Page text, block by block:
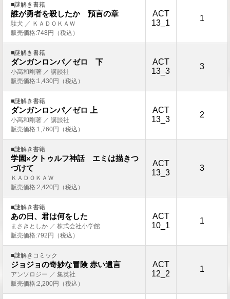
■謎解き書籍
誰が勇者を殺したか 預言の章
駄犬 ／ ＫＡＤＯＫＡＷ
販売価格:748円（税込）
ACT
13_1
1
■謎解き書籍
ダンガンロンパ／ゼロ 下
小高和剛著 ／ 講談社
販売価格:1,430円（税込）
ACT
13_3
3
■謎解き書籍
ダンガンロンパ／ゼロ 上
小高和剛著 ／ 講談社
販売価格:1,760円（税込）
ACT
13_3
2
■謎解き書籍
学園×クトゥルフ神話 エミは描きつ
づけて
ＫＡＤＯＫＡＷ
販売価格:2,420円（税込）
ACT
13_3
3
■謎解き書籍
あの日、君は何をした
まさきとしか ／ 株式会社小学館
販売価格:792円（税込）
ACT
10_1
1
■謎解きコミック
ジョジョの奇妙な冒険 赤い遺言
アンソロジー ／ 集英社
販売価格:2,200円（税込）
ACT
12_2
1